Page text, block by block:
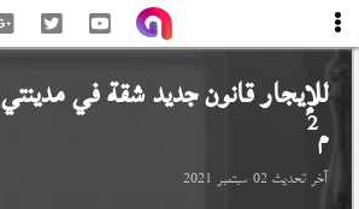
للإيجار قانون جديد شقة فيمدينتي
م2
آخر تحديث02 سبتمبر 2021